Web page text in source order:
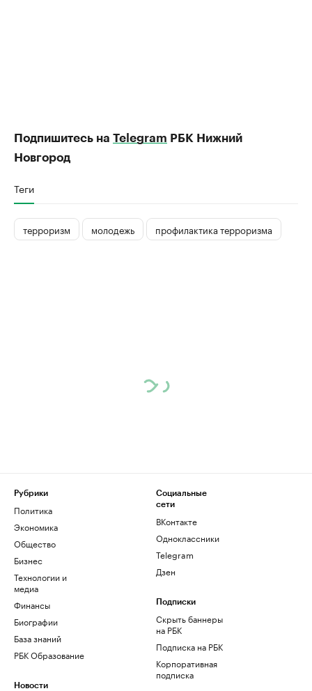
Подпишитесь на Telegram РБК Нижний
Новгород
Теги
терроризм молодежь профилактика терроризма
Рубрики
Политика
Экономика
Общество
Бизнес
Технологии и
медиа
Финансы
Биографии
База знаний
РБК Образование
Новости
Социальные
сети
ВКонтакте
Одноклассники
Telegram
Дзен
Подписки
Скрыть баннеры
на РБК
Подписка на РБК
Корпоративная
подписка